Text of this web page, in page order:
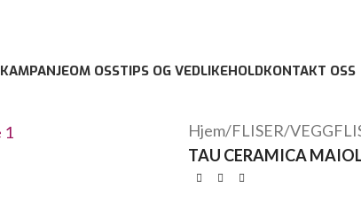
KAMPANJEOM OSSTIPS OG VEDLIKEHOLDKONTAKT OSS
Hjem/FLISER/
TAU CERAMICA